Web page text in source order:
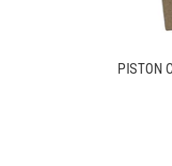
PISTON